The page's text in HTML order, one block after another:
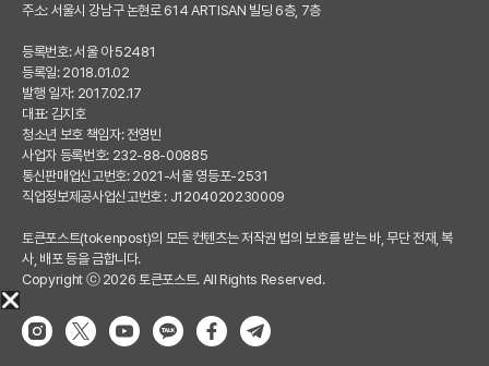
주소: 서울시 강남구 논현로 614 ARTISAN 빌딩 6층, 7층
등록번호: 서울 아 52481
등록일: 2018.01.02
발행 일자: 2017.02.17
대표: 김지호
청소년 보호 책임자: 전영빈
사업자 등록번호: 232-88-00885
통신판매업신고번호: 2021-서울 영등포-2531
직업정보제공사업신고번호 : J1204020230009
토큰포스트(tokenpost)의 모든 컨텐츠는 저작권 법의 보호를 받는 바, 무단 전재, 복
사, 배포 등을 금합니다.
Copyright ⓒ 2026 토큰포스트. All Rights Reserved.